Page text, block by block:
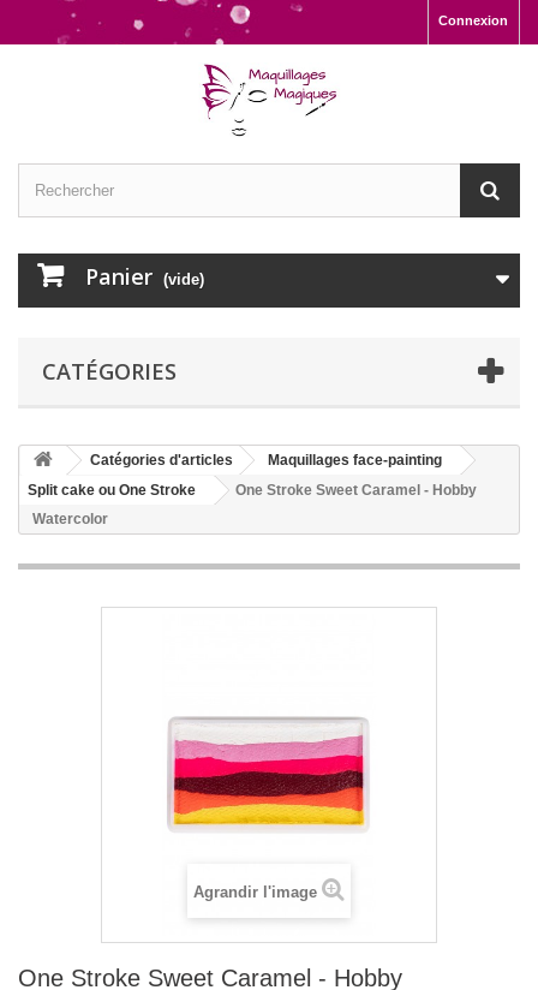
Connexion
Panier (vide)
CATÉGORIES
Catégories d'articles
Maquillages face-painting
Split cake ou One Stroke
One Stroke Sweet Caramel - Hobby
Watercolor
Agrandir l'image
One Stroke Sweet Caramel - Hobby